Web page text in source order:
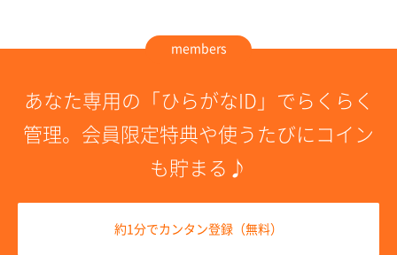
members
あなた専用の「ひらがなID」でらくらく
管理。 会員限定特典や使うたびにコイン
も貯まる♪
約1分でカンタン登録（無料）